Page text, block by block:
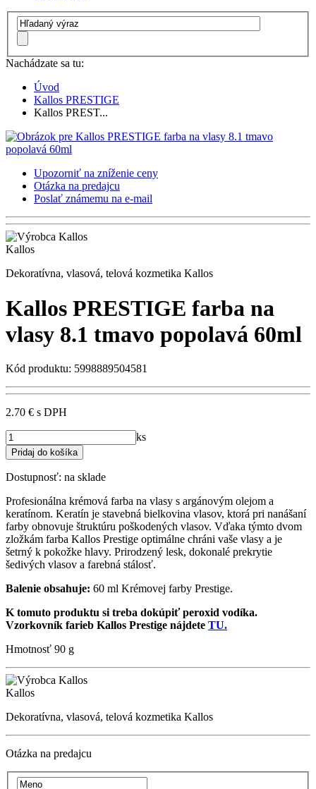
Nachádzate sa tu:
Úvod
Kallos PRESTIGE
Kallos PREST...
Upozorniť na zníženie ceny
Otázka na predajcu
Poslať známemu na e-mail
Kallos
Dekoratívna, vlasová, telová kozmetika Kallos
Kallos PRESTIGE farba na
vlasy 8.1 tmavo popolavá 60ml
Kód produktu: 5998889504581
2.70 € s DPH
ks
Dostupnosť: na sklade
Profesionálna krémová farba na vlasy s argánovým olejom a
keratínom. Keratín je stavebná bielkovina vlasov, ktorá pri nanášaní
farby obnovuje štruktúru poškodených vlasov. Vďaka týmto dvom
zložkám farba Kallos Prestige optimálne chráni vaše vlasy a je
šetrný k pokožke hlavy. Prirodzený lesk, dokonalé prekrytie
šedivých vlasov a farebná stálosť.
Balenie obsahuje: 60 ml Krémovej farby Prestige.
K tomuto produktu si treba dokúpiť peroxid vodíka.
Vzorkovník farieb Kallos Prestige nájdete TU.
Hmotnosť 90 g
Kallos
Dekoratívna, vlasová, telová kozmetika Kallos
Otázka na predajcu